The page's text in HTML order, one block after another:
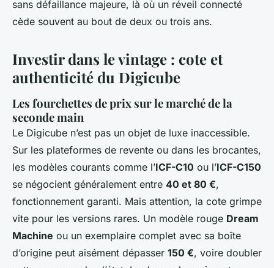
sans défaillance majeure, là où un réveil connecté
cède souvent au bout de deux ou trois ans.
Investir dans le vintage : cote et
authenticité du Digicube
Les fourchettes de prix sur le marché de la
seconde main
Le Digicube n’est pas un objet de luxe inaccessible.
Sur les plateformes de revente ou dans les brocantes,
les modèles courants comme l’ICF-C10 ou l’ICF-C150
se négocient généralement entre 40 et 80 €,
fonctionnement garanti. Mais attention, la cote grimpe
vite pour les versions rares. Un modèle rouge Dream
Machine ou un exemplaire complet avec sa boîte
d’origine peut aisément dépasser 150 €, voire doubler